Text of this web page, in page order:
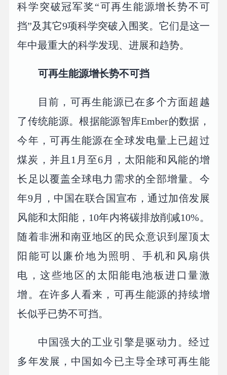
科学突破冠军奖“可再生能源增长势不可
挡”及其它9项科学突破入围奖。它们是这一
年中最重大的科学发现、进展和趋势。
可再生能源增长势不可挡
目前，可再生能源已在多个方面超越
了传统能源。根据能源智库Ember的数据，
今年，可再生能源在全球发电量上已超过
煤炭，并且1月至6月，太阳能和风能的增
长足以覆盖全球电力需求的全部增量。今
年9月，中国在联合国宣布，通过加倍发展
风能和太阳能，10年内将碳排放削减10%。
随着非洲和南亚地区的民众意识到屋顶太
阳能可以廉价地为照明、手机和风扇供
电，这些地区的太阳能电池板进口量激
增。在许多人看来，可再生能源的持续增
长似乎已势不可挡。
中国强大的工业引擎是驱动力。经过
多年发展，中国如今已主导全球可再生能